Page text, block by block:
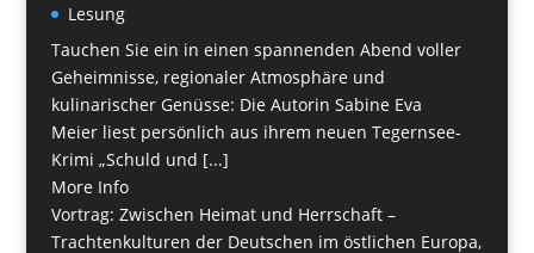
Lesung
Tauchen Sie ein in einen spannenden Abend voller
Geheimnisse, regionaler Atmosphäre und
kulinarischer Genüsse: Die Autorin Sabine Eva
Meier liest persönlich aus ihrem neuen Tegernsee-
Krimi „Schuld und [...]
More Info
Vortrag: Zwischen Heimat und Herrschaft –
Trachtenkulturen der Deutschen im östlichen Europa,